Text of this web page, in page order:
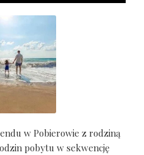
w Pobierowie z rodziną
pobytu w sekwencję